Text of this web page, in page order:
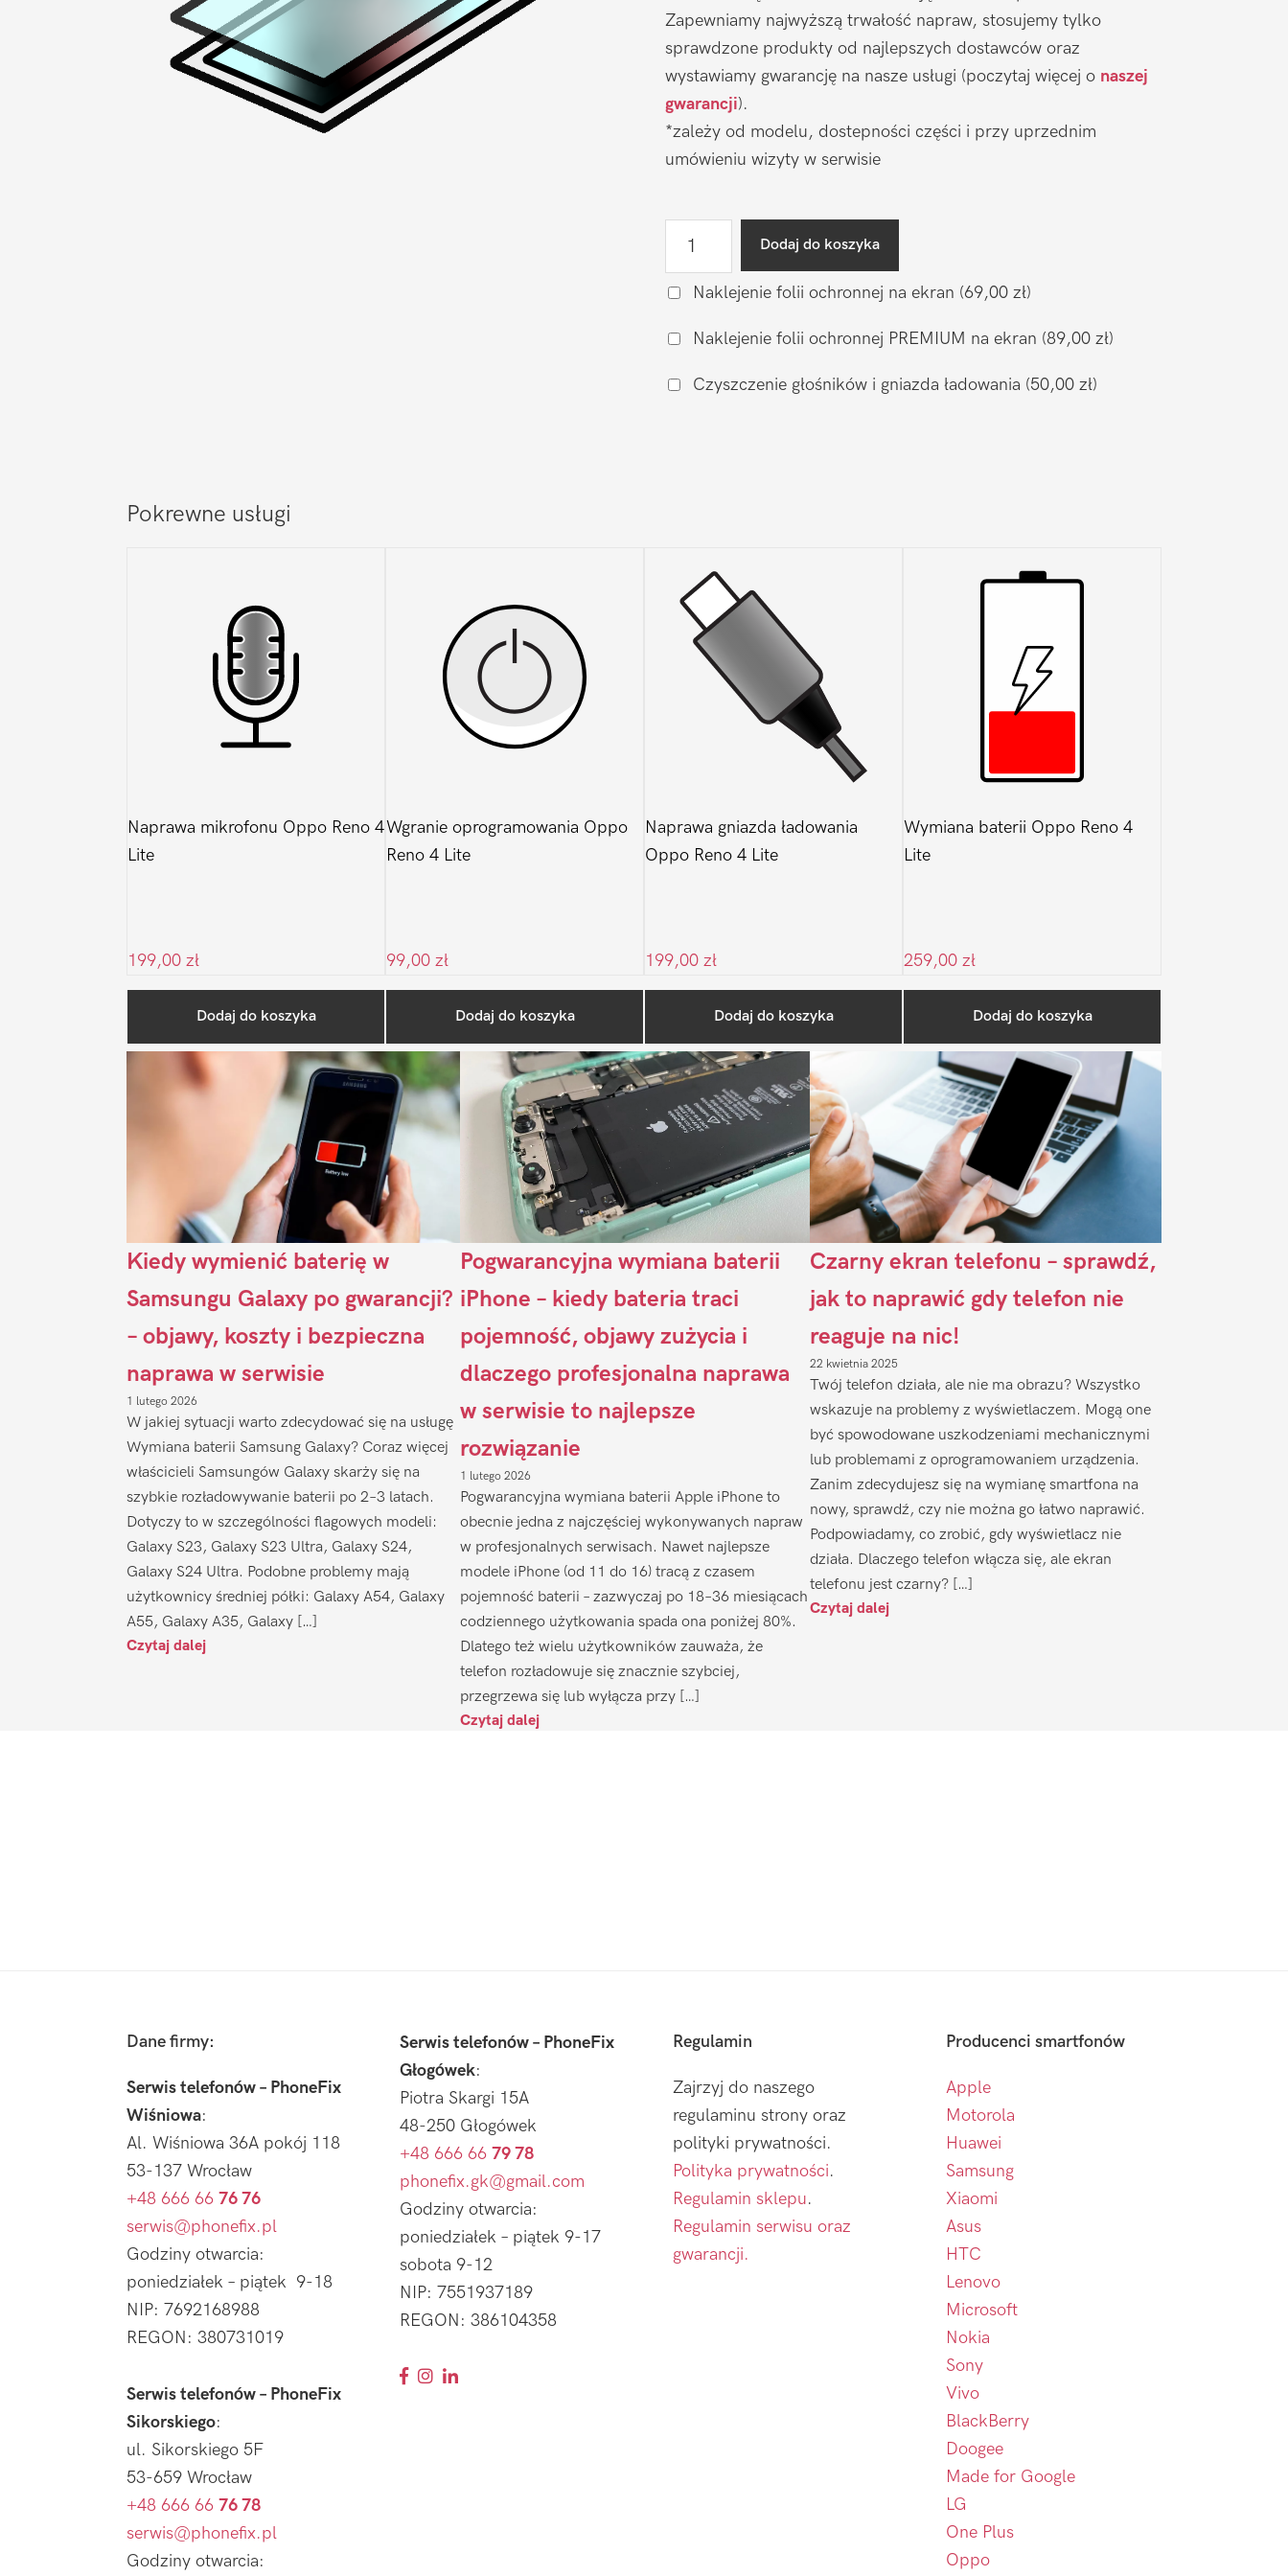
Zapewniamy najwyższą trwałość napraw, stosujemy tylko
sprawdzone produkty od najlepszych dostawców oraz
wystawiamy gwarancję na nasze usługi (poczytaj więcej o naszej
gwarancji).
*zależy od modelu, dostepności części i przy uprzednim
umówieniu wizyty w serwisie
wyświetlacza
zamiennik
Dodaj do koszyka
Naklejenie folii ochronnej na ekran (69,00 zł)
Naklejenie folii ochronnej PREMIUM na ekran (89,00 zł)
Czyszczenie głośników i gniazda ładowania (50,00 zł)
Pokrewne usługi
Naprawa mikrofonu Oppo Reno 4
Lite
199,00 zł
Dodaj do koszyka
Wgranie oprogramowania Oppo
Reno 4 Lite
99,00 zł
Dodaj do koszyka
Naprawa gniazda ładowania
Oppo Reno 4 Lite
199,00 zł
Dodaj do koszyka
Wymiana baterii Oppo Reno 4
Lite
259,00 zł
Dodaj do koszyka
Sidebar
Ostatnio na blogu
Kiedy wymienić baterię w
Samsungu Galaxy po gwarancji?
– objawy, koszty i bezpieczna
naprawa w serwisie
1 lutego 2026
W jakiej sytuacji warto zdecydować się na usługę
Wymiana baterii Samsung Galaxy? Coraz więcej
właścicieli Samsungów Galaxy skarży się na
szybkie rozładowywanie baterii po 2–3 latach.
Dotyczy to w szczególności flagowych modeli:
Galaxy S23, Galaxy S23 Ultra, Galaxy S24,
Galaxy S24 Ultra. Podobne problemy mają
użytkownicy średniej półki: Galaxy A54, Galaxy
A55, Galaxy A35, Galaxy […]
Czytaj dalej
Pogwarancyjna wymiana baterii
iPhone – kiedy bateria traci
pojemność, objawy zużycia i
dlaczego profesjonalna naprawa
w serwisie to najlepsze
rozwiązanie
1 lutego 2026
Pogwarancyjna wymiana baterii Apple iPhone to
obecnie jedna z najczęściej wykonywanych napraw
w profesjonalnych serwisach. Nawet najlepsze
modele iPhone (od 11 do 16) tracą z czasem
pojemność baterii – zazwyczaj po 18–36 miesiącach
codziennego użytkowania spada ona poniżej 80%.
Dlatego też wielu użytkowników zauważa, że
telefon rozładowuje się znacznie szybciej,
przegrzewa się lub wyłącza przy […]
Czytaj dalej
Czarny ekran telefonu – sprawdź,
jak to naprawić gdy telefon nie
reaguje na nic!
22 kwietnia 2025
Twój telefon działa, ale nie ma obrazu? Wszystko
wskazuje na problemy z wyświetlaczem. Mogą one
być spowodowane uszkodzeniami mechanicznymi
lub problemami z oprogramowaniem urządzenia.
Zanim zdecydujesz się na wymianę smartfona na
nowy, sprawdź, czy nie można go łatwo naprawić.
Podpowiadamy, co zrobić, gdy wyświetlacz nie
działa. Dlaczego telefon włącza się, ale ekran
telefonu jest czarny? […]
Czytaj dalej
Dane firmy:
Serwis telefonów – PhoneFix
Wiśniowa:
Al. Wiśniowa 36A pokój 118
53-137 Wrocław
+48 666 66 76 76
serwis@phonefix.pl
Godziny otwarcia:
poniedziałek – piątek 9-18
NIP: 7692168988
REGON: 380731019
Serwis telefonów – PhoneFix
Sikorskiego:
ul. Sikorskiego 5F
53-659 Wrocław
+48 666 66 76 78
serwis@phonefix.pl
Godziny otwarcia:
Serwis telefonów – PhoneFix
Głogówek:
Piotra Skargi 15A
48-250 Głogówek
+48 666 66 79 78
phonefix.gk@gmail.com
Godziny otwarcia:
poniedziałek – piątek 9-17
sobota 9-12
NIP: 7551937189
REGON: 386104358
Regulamin
Zajrzyj do naszego
regulaminu strony oraz
polityki prywatności.
Polityka prywatności.
Regulamin sklepu.
Regulamin serwisu oraz
gwarancji.
Producenci smartfonów
Apple
Motorola
Huawei
Samsung
Xiaomi
Asus
HTC
Lenovo
Microsoft
Nokia
Sony
Vivo
BlackBerry
Doogee
Made for Google
LG
One Plus
Oppo